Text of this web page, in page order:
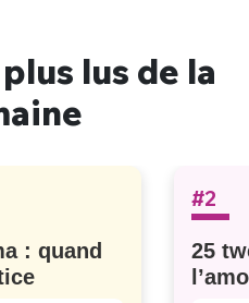
lus de la
: quand
#2
25